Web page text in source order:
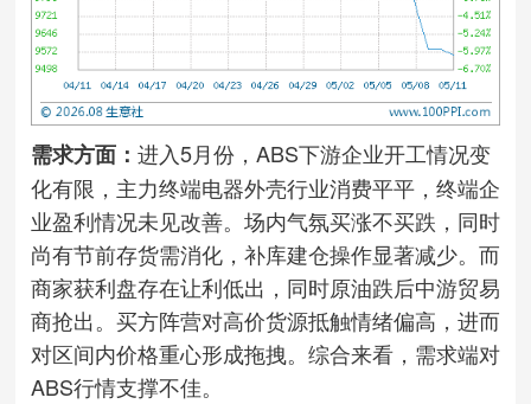
需求方面： 进入5月份，ABS下游企业开工情况变
化有限，主力终端电器外壳行业消费平平，终端企
业盈利情况未见改善。场内气氛买涨不买跌，同时
尚有节前存货需消化，补库建仓操作显著减少。而
商家获利盘存在让利低出，同时原油跌后中游贸易
商抢出。买方阵营对高价货源抵触情绪偏高，进而
对区间内价格重心形成拖拽。综合来看，需求端对
ABS行情支撑不佳。